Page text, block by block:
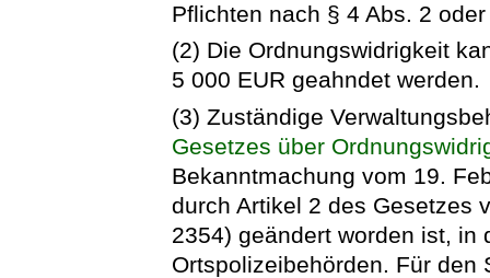
Pflichten nach § 4 Abs. 2
(2) Die Ordnungswidrigkeit
5 000 EUR geahndet werden.
(3) Zuständige
Gesetzes über
Bekanntmachung vom 19.
durch Artikel 2 des Gesetzes
2354) geändert worden ist,
Ortspolizeibehörden. Für den